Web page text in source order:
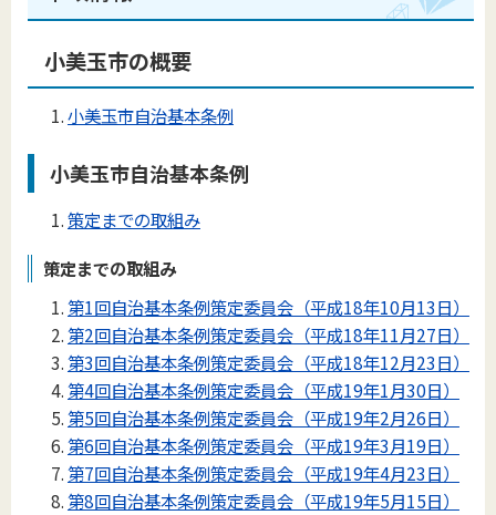
小美玉市の概要
小美玉市自治基本条例
小美玉市自治基本条例
策定までの取組み
策定までの取組み
第1回自治基本条例策定委員会（平成18年10月13日）
第2回自治基本条例策定委員会（平成18年11月27日）
第3回自治基本条例策定委員会（平成18年12月23日）
第4回自治基本条例策定委員会（平成19年1月30日）
第5回自治基本条例策定委員会（平成19年2月26日）
第6回自治基本条例策定委員会（平成19年3月19日）
第7回自治基本条例策定委員会（平成19年4月23日）
第8回自治基本条例策定委員会（平成19年5月15日）